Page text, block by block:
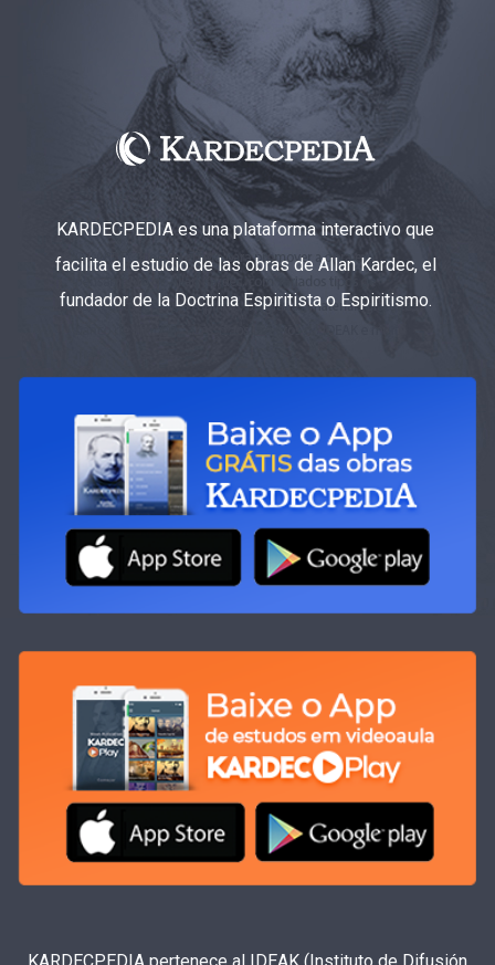
KARDECPEDIA es una plataforma interactivo que
facilita el estudio de las obras de Allan Kardec, el
fundador de la Doctrina Espiritista o Espiritismo.